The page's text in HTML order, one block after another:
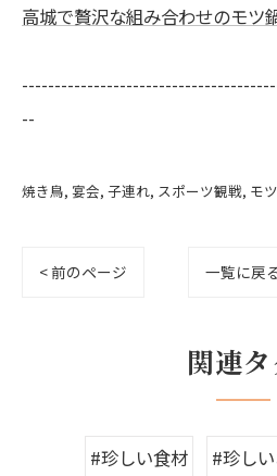
高城で贅沢な組み合わせのモツ
--
焼き鳥 宴会 子連れ スポーツ観戦 モ
< 前のページ 一覧に戻
関連
#珍しい食材 #珍し